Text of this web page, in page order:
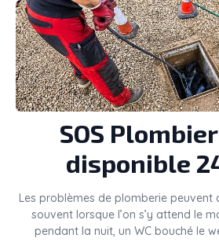
SOS
disponible
Les problèmes de plomberie peuvent
souvent lorsque l’on s’y attend le
pendant la nuit, un WC bouché le